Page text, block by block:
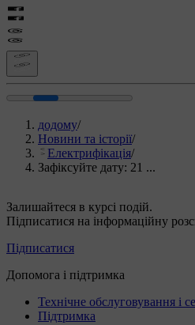
додому/
Новини та історії/
Електрифікація/
Зафіксуйте дату: 21 ...